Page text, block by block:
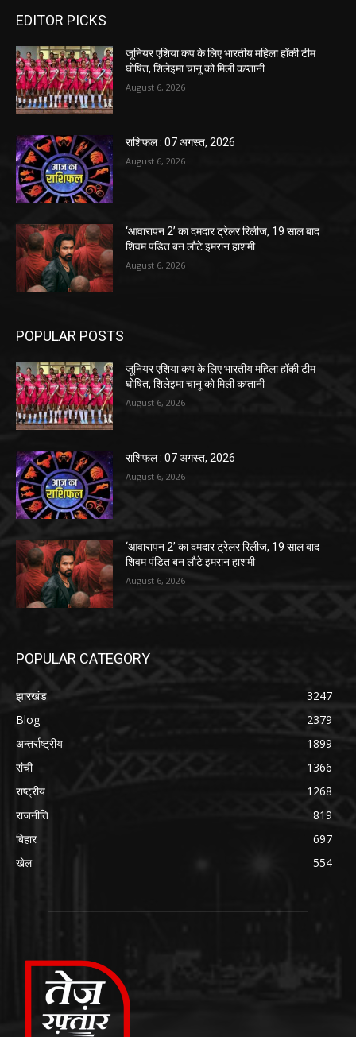
EDITOR PICKS
जूनियर एशिया कप के लिए भारतीय महिला हॉकी टीम
घोषित, शिलेइमा चानू को मिली कप्तानी
August 6, 2026
राशिफल : 07 अगस्त, 2026
August 6, 2026
‘आवारापन 2’ का दमदार ट्रेलर रिलीज, 19 साल बाद
शिवम पंडित बन लौटे इमरान हाशमी
August 6, 2026
POPULAR POSTS
जूनियर एशिया कप के लिए भारतीय महिला हॉकी टीम
घोषित, शिलेइमा चानू को मिली कप्तानी
August 6, 2026
राशिफल : 07 अगस्त, 2026
August 6, 2026
‘आवारापन 2’ का दमदार ट्रेलर रिलीज, 19 साल बाद
शिवम पंडित बन लौटे इमरान हाशमी
August 6, 2026
POPULAR CATEGORY
झारखंड
3247
Blog
2379
अन्तर्राष्ट्रीय
1899
रांची
1366
राष्ट्रीय
1268
राजनीति
819
बिहार
697
खेल
554